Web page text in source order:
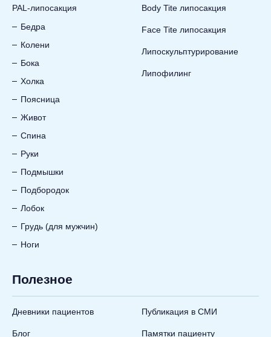
PAL-липосакция
Бедра
Колени
Бока
Холка
Поясница
Живот
Спина
Руки
Подмышки
Подбородок
Лобок
Грудь (для мужчин)
Ноги
Body Tite липосакция
Face Tite липосакция
Липоскульптурирование
Липофилинг
Полезное
Дневники пациентов
Блог
Публикация в СМИ
Памятки пациенту